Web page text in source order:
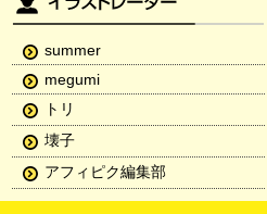
summer
megumi
トリ
壊子
アフィピク編集部